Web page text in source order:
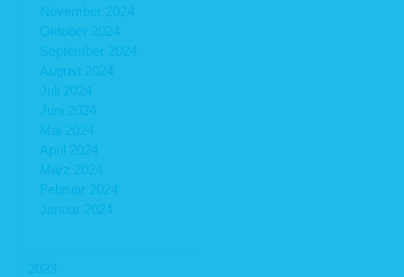
November 2024
Oktober 2024
September 2024
August 2024
Juli 2024
Juni 2024
Mai 2024
April 2024
März 2024
Februar 2024
Januar 2024
2023